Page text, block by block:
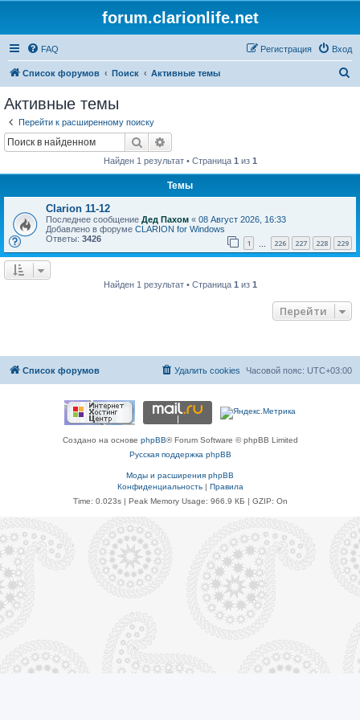
forum.clarionlife.net
FAQ Вход
Регистрация
Список форумов Поиск Активные темы
Активные темы
Перейти к расширенному поиску
Поиск
Найден 1 результат • Страница 1 из 1
Темы
Clarion 11-12
Последнее сообщение Дед Пахом « 08 Август 2026, 16:33
Добавлено в форуме CLARION for Windows
Ответы: 3426 1 226 227 228 229
Найден 1 результат • Страница 1 из 1
Перейти
Список форумов Часовой пояс: UTC+03:00
Удалить cookies
Создано на основе phpBB® Forum Software © phpBB Limited
Русская поддержка phpBB
Моды и расширения phpBB
Конфиденциальность| Правила
Time: 0.023s| Peak Memory Usage: 966.9 КБ | GZIP: On